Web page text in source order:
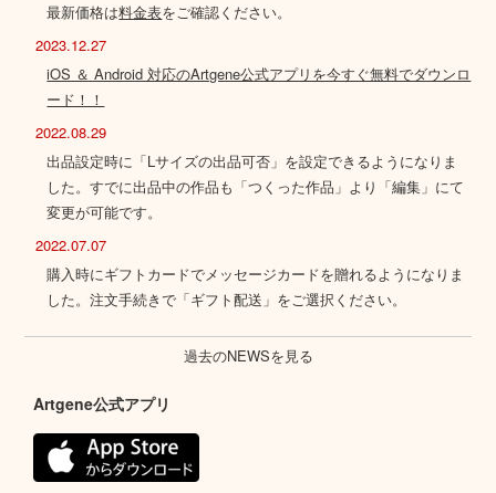
最新価格は料金表をご確認ください。
2023.12.27
iOS ＆ Android 対応のArtgene公式アプリを今すぐ無料でダウンロ
ード！！
2022.08.29
出品設定時に「Lサイズの出品可否」を設定できるようになりま
した。すでに出品中の作品も「つくった作品」より「編集」にて
変更が可能です。
2022.07.07
購入時にギフトカードでメッセージカードを贈れるようになりま
した。注文手続きで「ギフト配送」をご選択ください。
過去のNEWSを見る
Artgene公式アプリ